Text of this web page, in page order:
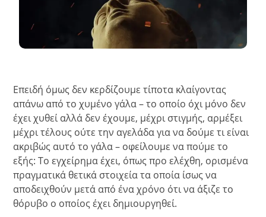
Επειδή όμως δεν κερδίζουμε τίποτα κλαίγοντας
απάνω από το χυμένο γάλα – το οποίο όχι μόνο δεν
έχει χυθεί αλλά δεν έχουμε, μέχρι στιγμής, αρμέξει
μέχρι τέλους ούτε την αγελάδα για να δούμε τι είναι
ακριβώς αυτό το γάλα – οφείλουμε να πούμε το
εξής: Το εγχείρημα έχει, όπως προ ελέχθη, ορισμένα
πραγματικά θετικά στοιχεία τα οποία ίσως να
αποδειχθούν μετά από ένα χρόνο ότι να άξιζε το
θόρυβο ο οποίος έχει δημιουργηθεί.